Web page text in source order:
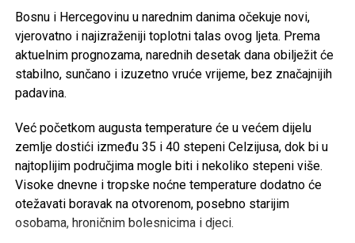
najtoplijeg dijela dana.
Share Post
Share
Tweet Share
Bosnu i Hercegovinu u narednim danima očekuje novi,
vjerovatno i najizraženiji toplotni talas ovog ljeta. Prema
aktuelnim prognozama, narednih desetak dana obilježit će
stabilno, sunčano i izuzetno vruće vrijeme, bez značajnijih
padavina.
Već početkom augusta temperature će u većem dijelu
zemlje dostići između 35 i 40 stepeni Celzijusa, dok bi u
najtoplijim područjima mogle biti i nekoliko stepeni više.
Visoke dnevne i tropske noćne temperature dodatno će
otežavati boravak na otvorenom, posebno starijim
osobama, hroničnim bolesnicima i djeci.